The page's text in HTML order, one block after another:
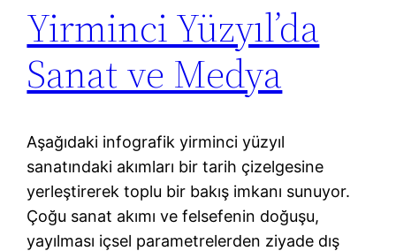
Yirminci Yüzyıl’da
Sanat ve Medya
Aşağıdaki infografik yirminci yüzyıl
sanatındaki akımları bir tarih çizelgesine
yerleştirerek toplu bir bakış imkanı sunuyor.
Çoğu sanat akımı ve felsefenin doğuşu,
yayılması içsel parametrelerden ziyade dış